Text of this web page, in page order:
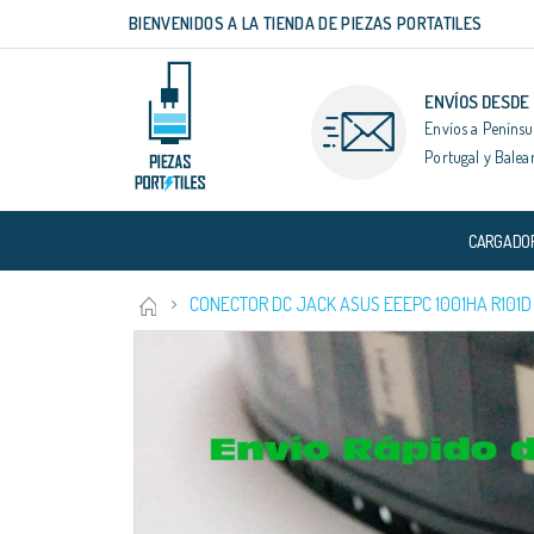
contenido
BIENVENIDOS A LA TIENDA DE PIEZAS PORTATILES
ENVÍOS
Envíos a
Portugal y
CONECTOR DC JACK ASUS EEEPC 1001HA